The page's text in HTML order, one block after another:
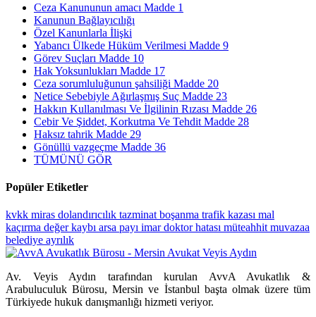
Ceza Kanununun amacı Madde 1
Kanunun Bağlayıcılığı
Özel Kanunlarla İlişki
Yabancı Ülkede Hüküm Verilmesi Madde 9
Görev Suçları Madde 10
Hak Yoksunlukları Madde 17
Ceza sorumluluğunun şahsiliği Madde 20
Netice Sebebiyle Ağırlaşmış Suç Madde 23
Hakkın Kullanılması Ve İlgilinin Rızası Madde 26
Cebir Ve Şiddet, Korkutma Ve Tehdit Madde 28
Haksız tahrik Madde 29
Gönüllü vazgeçme Madde 36
TÜMÜNÜ GÖR
Popüler Etiketler
kvkk miras dolandırıcılık tazminatboşanma trafik kazası mal
kaçırma değer kaybı arsa payı imardoktor hatası müteahhitmuvazaa
belediye ayrılık
Av. Veyis Aydın tarafından kurulan AvvA Avukatlık &
Arabuluculuk Bürosu, Mersin ve İstanbul başta olmak üzere tüm
Türkiyede hukuk danışmanlığı hizmeti veriyor.